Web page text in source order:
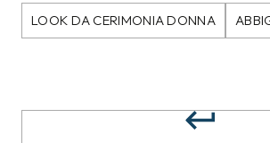
LOOK DA CERIMONIA DONNA